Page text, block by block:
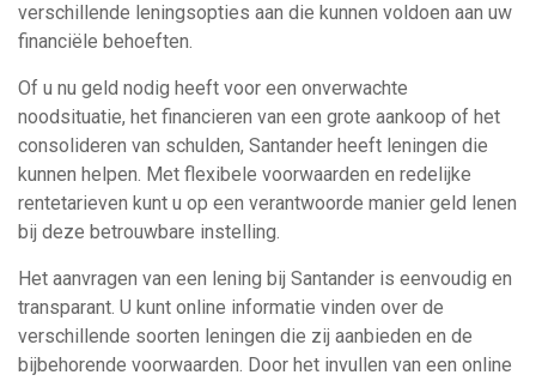
verschillende leningsopties aan die kunnen voldoen aan uw
financiële behoeften.
Of u nu geld nodig heeft voor een onverwachte
noodsituatie, het financieren van een grote aankoop of het
consolideren van schulden, Santander heeft leningen die
kunnen helpen. Met flexibele voorwaarden en redelijke
rentetarieven kunt u op een verantwoorde manier geld lenen
bij deze betrouwbare instelling.
Het aanvragen van een lening bij Santander is eenvoudig en
transparant. U kunt online informatie vinden over de
verschillende soorten leningen die zij aanbieden en de
bijbehorende voorwaarden. Door het invullen van een online